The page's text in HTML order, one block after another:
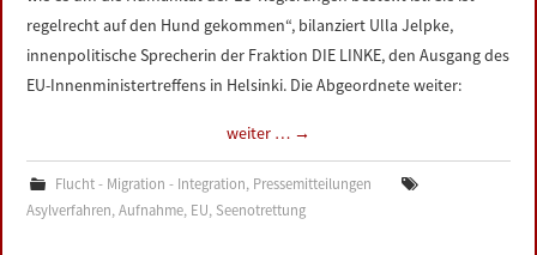
regelrecht auf den Hund gekommen“, bilanziert Ulla Jelpke,
innenpolitische Sprecherin der Fraktion DIE LINKE, den Ausgang des
EU-Innenministertreffens in Helsinki. Die Abgeordnete weiter:
weiter … →
Flucht - Migration - Integration, Pressemitteilungen
Asylverfahren,Aufnahme, EU, Seenotrettung